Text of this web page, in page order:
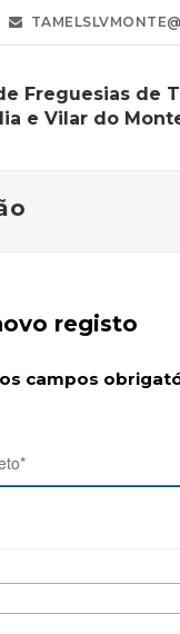
Freguesias de
e Vilar do
registo
campos